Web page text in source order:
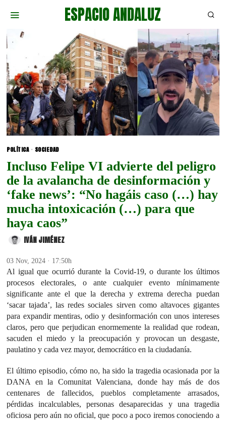
ESPACIO ANDALUZ
POLÍTICA · SOCIEDAD
Incluso Felipe VI advierte del peligro
de la avalancha de desinformación y
‘fake news’: “No hagáis caso (…) hay
mucha intoxicación (…) para que
haya caos”
IVÁN JIMÉNEZ
03 Nov, 2024 · 17:50h
Al igual que ocurrió durante la Covid-19, o durante los últimos
procesos electorales, o ante cualquier evento mínimamente
significante ante el que la derecha y extrema derecha puedan
‘sacar tajada’, las redes sociales sirven como altavoces gigantes
para expandir mentiras, odio y desinformación con unos intereses
claros, pero que perjudican enormemente la realidad que rodean,
sacuden el miedo y la preocupación y provocan un desgaste,
paulatino y cada vez mayor, democrático en la ciudadanía.
El último episodio, cómo no, ha sido la tragedia ocasionada por la
DANA en la Comunitat Valenciana, donde hay más de dos
centenares de fallecidos, pueblos completamente arrasados,
pérdidas incalculables, personas desaparecidas y una tragedia
oficiosa pero aún no oficial, que poco a poco iremos conociendo a